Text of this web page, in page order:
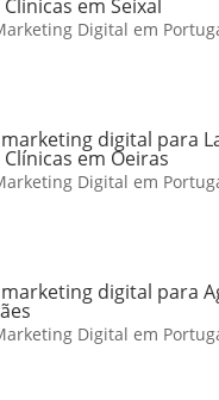
em Seixal
Digital em
digital para
em Oeiras
Digital em
digital para
Digital em